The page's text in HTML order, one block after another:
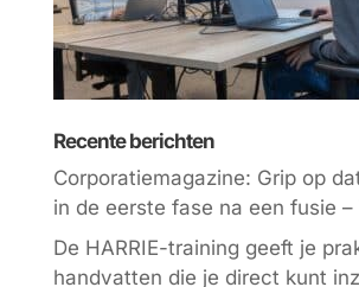
Recente berichten
Corporatiemagazine: Grip op
in de eerste fase na een fusie –
De HARRIE-training geeft je
handvatten die je direct kunt